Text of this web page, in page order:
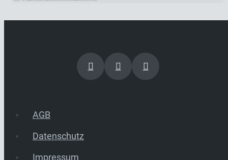
AGB
Datenschutz
Impressum